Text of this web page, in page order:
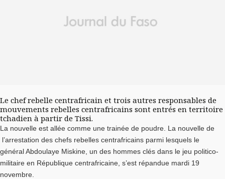
Le chef rebelle centrafricain et trois autres responsables de
mouvements rebelles centrafricains sont entrés en territoire
tchadien à partir de Tissi.
La nouvelle est allée comme une trainée de poudre. La nouvelle de
l’arrestation des chefs rebelles centrafricains parmi lesquels le
général Abdoulaye Miskine, un des hommes clés dans le jeu politico-
militaire en République centrafricaine, s’est répandue mardi 19
novembre.